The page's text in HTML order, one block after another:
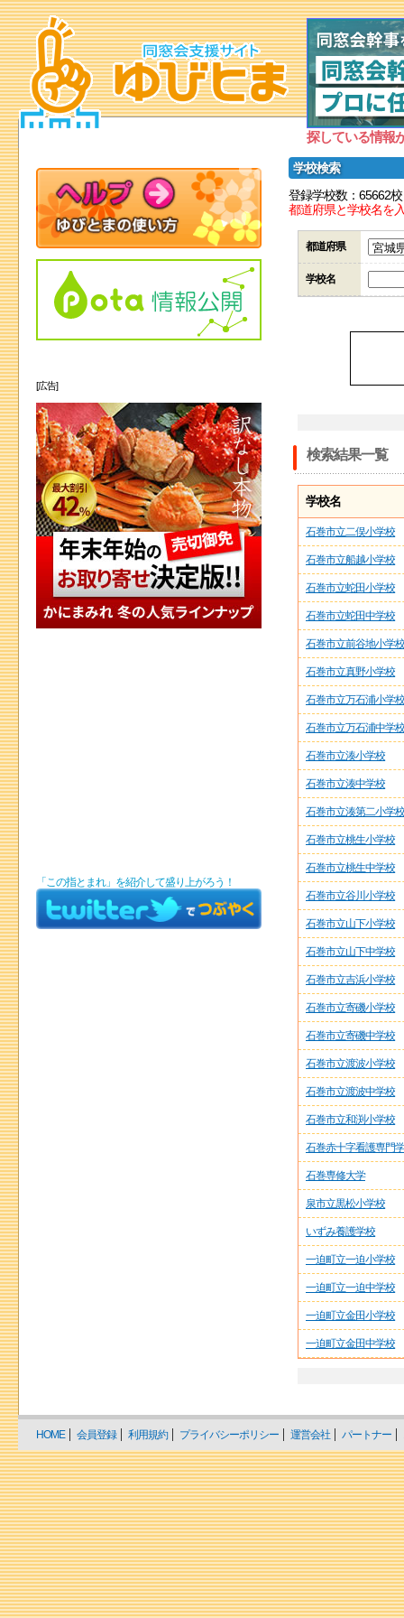
探している情報
学校検索
登録学校数：65662校
都道府県と学校名を
都道府県
学校名
検索結果一覧
学校名
石巻市立二俣小学校
石巻市立船越小学校
石巻市立蛇田小学校
石巻市立蛇田中学校
石巻市立前谷地小学校
石巻市立真野小学校
石巻市立万石浦小学校
石巻市立万石浦中学校
石巻市立湊小学校
石巻市立湊中学校
石巻市立湊第二小学校
石巻市立桃生小学校
石巻市立桃生中学校
石巻市立谷川小学校
石巻市立山下小学校
石巻市立山下中学校
石巻市立吉浜小学校
石巻市立寄磯小学校
石巻市立寄磯中学校
石巻市立渡波小学校
石巻市立渡波中学校
石巻市立和渕小学校
石巻赤十字看護専門
石巻専修大学
泉市立黒松小学校
いずみ養護学校
一迫町立一迫小学校
一迫町立一迫中学校
一迫町立金田小学校
一迫町立金田中学校
[広告]
「この指とまれ」を紹介して盛り上がろう！
HOME 会員登録 利用規約 プライバシーポリシー 運営会社 パートナー